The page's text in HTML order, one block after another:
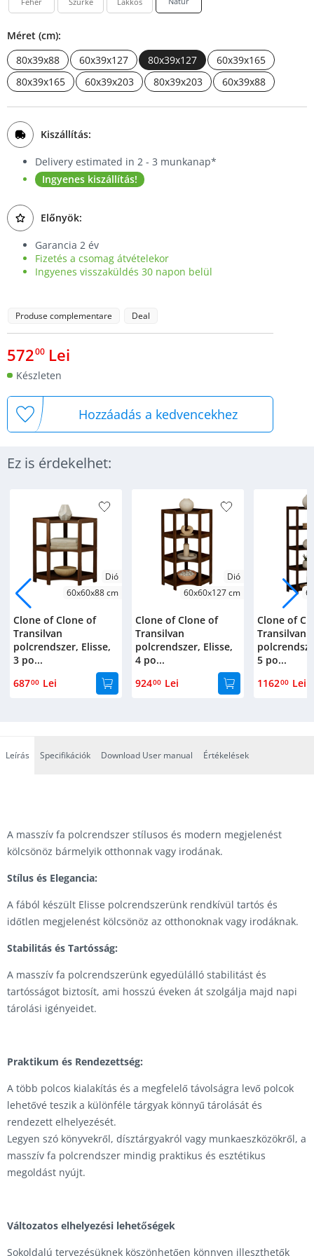
Méret (cm):
80x39x88
60x39x127 80x39x127
60x39x165
80x39x165
60x39x203 80x39x203 60x39x88
Kiszállítás:
Delivery estimated in 2 - 3 munkanap*
Ingyenes kiszállítás!
Előnyök:
Garancia 2 év
Fizetés a csomag átvételekor
Ingyenes visszaküldés 30 napon belül
Produse complementare Deal
57200 Lei
Készleten
Hozzáadás a kedvencekhez
Ez is érdekelhet:
Dió
60x60x88 cm
Clone of Clone of
Transilvan
polcrendszer, Elisse,
3 po...
68700 Lei
Dió
60x60x127 cm
Clone of Clone of
Transilvan
polcrendszer, Elisse,
4 po...
92400 Lei
Clone of
Transilvan
5 po...
116200 Lei
Leírás Specifikációk Download User manual Értékelések
A masszív fa polcrendszer stílusos és modern megjelenést
kölcsönöz bármelyik otthonnak vagy irodának.
Stílus és Elegancia:
A fából készült Elisse polcrendszerünk rendkívül tartós és
időtlen megjelenést kölcsönöz az otthonoknak vagy irodáknak.
Stabilitás és Tartósság:
A masszív fa polcrendszerünk egyedülálló stabilitást és
tartósságot biztosít, ami hosszú éveken át szolgálja majd napi
tárolási igényeidet.
Praktikum és Rendezettség:
A több polcos kialakítás és a megfelelő távolságra levő polcok
lehetővé teszik a különféle tárgyak könnyű tárolását és
rendezett elhelyezését.
Legyen szó könyvekről, dísztárgyakról vagy munkaeszközökről, a
masszív fa polcrendszer mindig praktikus és esztétikus
megoldást nyújt.
Változatos elhelyezési lehetőségek
Sokoldalú tervezésüknek köszönhetően könnyen illeszthetők